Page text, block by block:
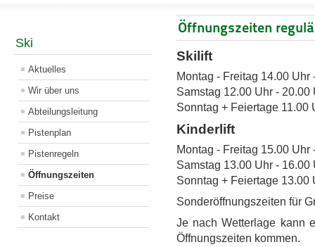
Ski
Aktuelles
Wir über uns
Abteilungsleitung
Pistenplan
Pistenregeln
Öffnungszeiten
Preise
Kontakt
Öffnungszeiten
Skilift
Montag - Freitag 14.00 Uhr
Samstag 12.00 Uhr - 20.00
Sonntag + Feiertage 11.00
Kinderlift
Montag - Freitag 15.00 Uhr
Samstag 13.00 Uhr - 16.00
Sonntag + Feiertage 13.00
Sonderöffnungszeiten für
Je nach Wetterlage kann
Öffnungszeiten kommen.